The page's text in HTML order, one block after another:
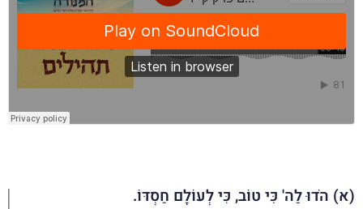
(א) הֹדוּ לַה' כִּי טוֹב, כִּי לְעוֹלָם חַסְדּוֹ.